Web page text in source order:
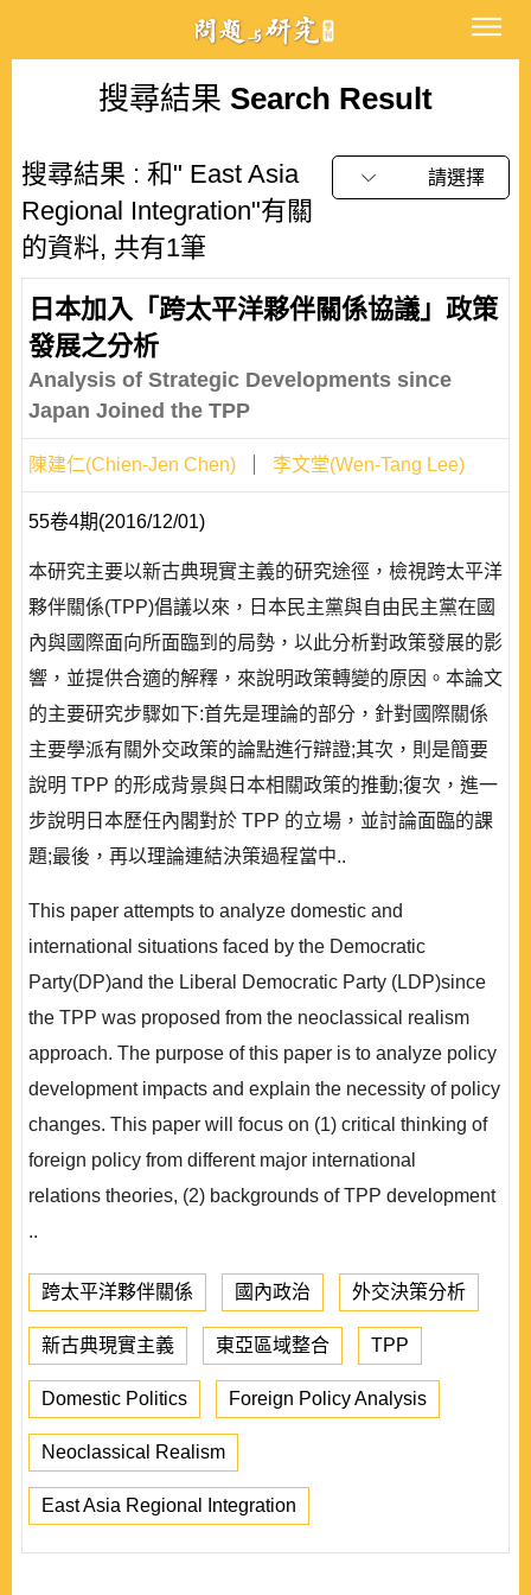
搜尋結果 Search Result
搜尋結果 : 和" East Asia
Regional Integration"有關
的資料, 共有1筆
請選擇
日本加入「跨太平洋夥伴關係協議」政策
發展之分析
Analysis of Strategic Developments since
Japan Joined the TPP
陳建仁(Chien-Jen Chen) 李文堂(Wen-Tang Lee)
55卷4期(2016/12/01)
本研究主要以新古典現實主義的研究途徑，檢視跨太平洋
夥伴關係(TPP)倡議以來，日本民主黨與自由民主黨在國
內與國際面向所面臨到的局勢，以此分析對政策發展的影
響，並提供合適的解釋，來說明政策轉變的原因。本論文
的主要研究步驟如下:首先是理論的部分，針對國際關係
主要學派有關外交政策的論點進行辯證;其次，則是簡要
說明 TPP 的形成背景與日本相關政策的推動;復次，進一
步說明日本歷任內閣對於 TPP 的立場，並討論面臨的課
題;最後，再以理論連結決策過程當中..
This paper attempts to analyze domestic and
international situations faced by the Democratic
Party(DP)and the Liberal Democratic Party (LDP)since
the TPP was proposed from the neoclassical realism
approach. The purpose of this paper is to analyze policy
development impacts and explain the necessity of policy
changes. This paper will focus on (1) critical thinking of
foreign policy from different major international
relations theories, (2) backgrounds of TPP development
..
跨太平洋夥伴關係 國內政治 外交決策分析
新古典現實主義 東亞區域整合 TPP
Domestic Politics Foreign Policy Analysis
Neoclassical Realism
East Asia Regional Integration